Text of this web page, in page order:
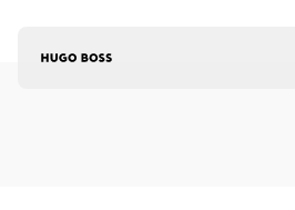
Asistente Virtual
en línea